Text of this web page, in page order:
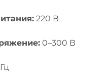
220 В
0–300 В